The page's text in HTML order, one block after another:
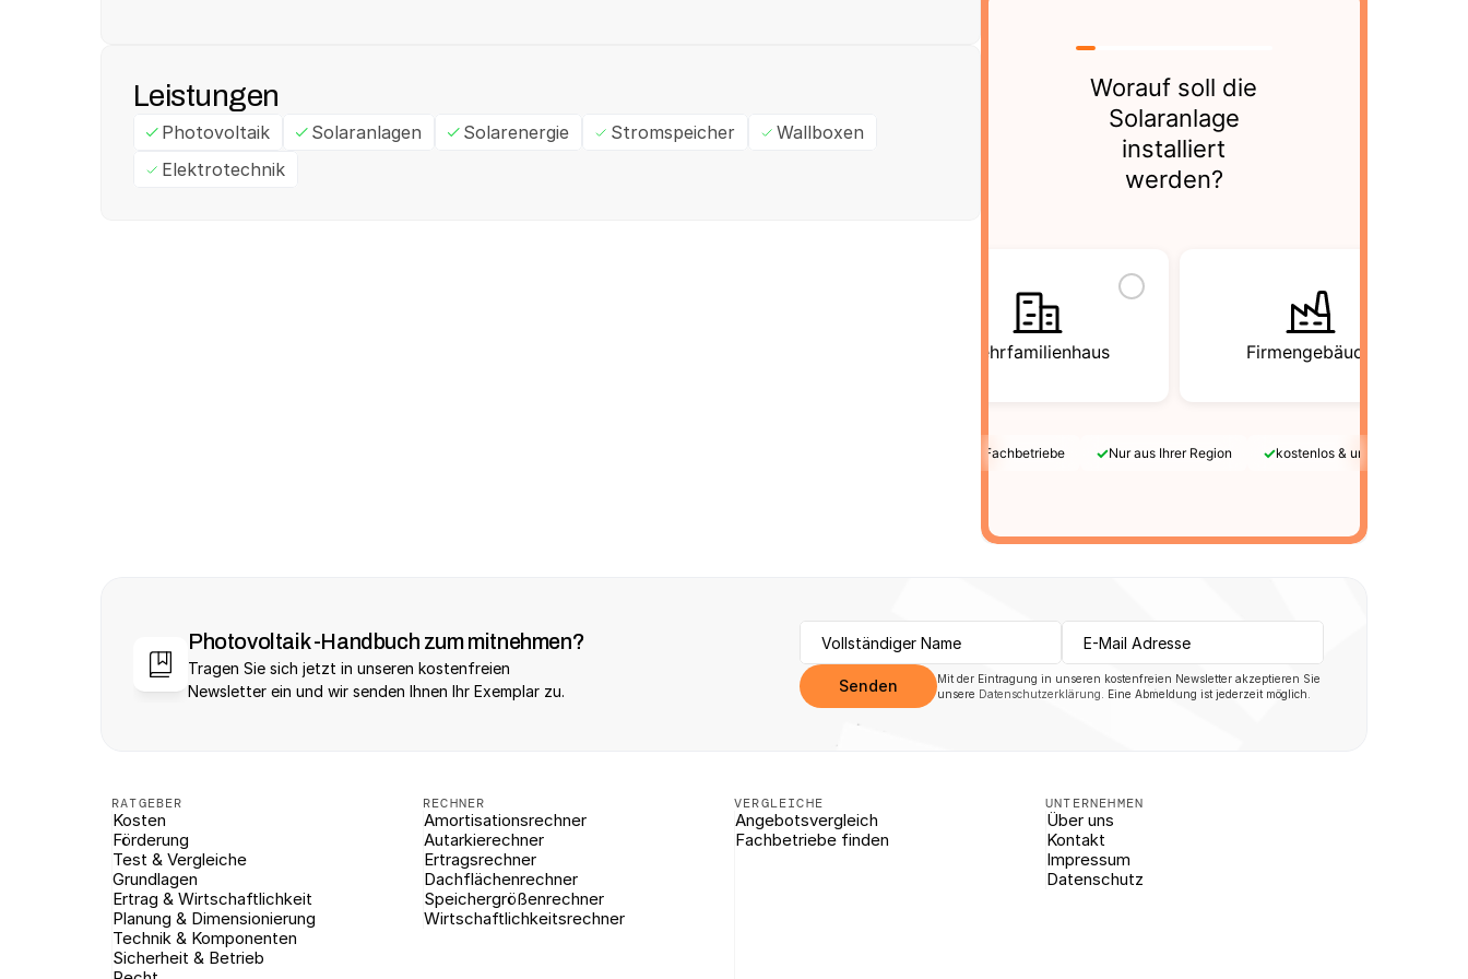
Leistungen
Photovoltaik Solaranlagen Solarenergie Stromspeicher
Wallboxen
Elektrotechnik
Worauf soll die
Solaranlage
installiert
werden?
Mehrfamilienhaus Firmengebäude
Geprüfte Fachbetriebe ✓Nur aus Ihrer Region ✓kostenlos & unverbindlich
Photovoltaik -Handbuch zum mitnehmen?
Tragen Sie sich jetzt in unseren kostenfreien
Newsletter ein und wir senden Ihnen Ihr Exemplar zu.
Senden
Mit der Eintragung in unseren kostenfreien Newsletter akzeptieren Sie
unsere Datenschutzerklärung . Eine Abmeldung ist jederzeit möglich.
RATGEBER
Kosten
Förderung
Test & Vergleiche
Grundlagen
Ertrag & Wirtschaftlichkeit
Planung & Dimensionierung
Technik & Komponenten
Sicherheit & Betrieb
RECHNER
Amortisationsrechner
Autarkierechner
Ertragsrechner
Dachflächenrechner
Speichergrößenrechner
Wirtschaftlichkeitsrechner
VERGLEICHE
Angebotsvergleich
Fachbetriebe finden
UNTERNEHMEN
Über uns
Kontakt
Impressum
Datenschutz